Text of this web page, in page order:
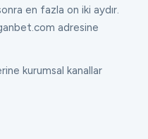
en fazla on iki aydır.
adresine
kurumsal kanallar